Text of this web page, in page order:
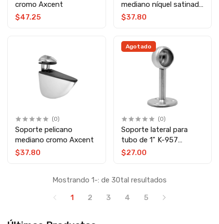
cromo Axcent
$47.25
mediano níquel satinado
Axcent
$37.80
(0)
Soporte pelicano
mediano cromo Axcent
$37.80
Agotado
(0)
Soporte lateral para
tubo de 1" K-957
Axcent
$27.00
Mostrando 1-: de 30tal resultados
1
2 3 4 5